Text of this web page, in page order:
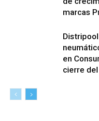
marcas
en
cierre